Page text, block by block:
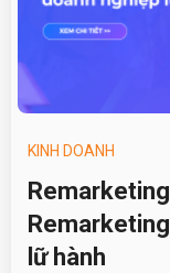
KINH DOANH
lữ hành